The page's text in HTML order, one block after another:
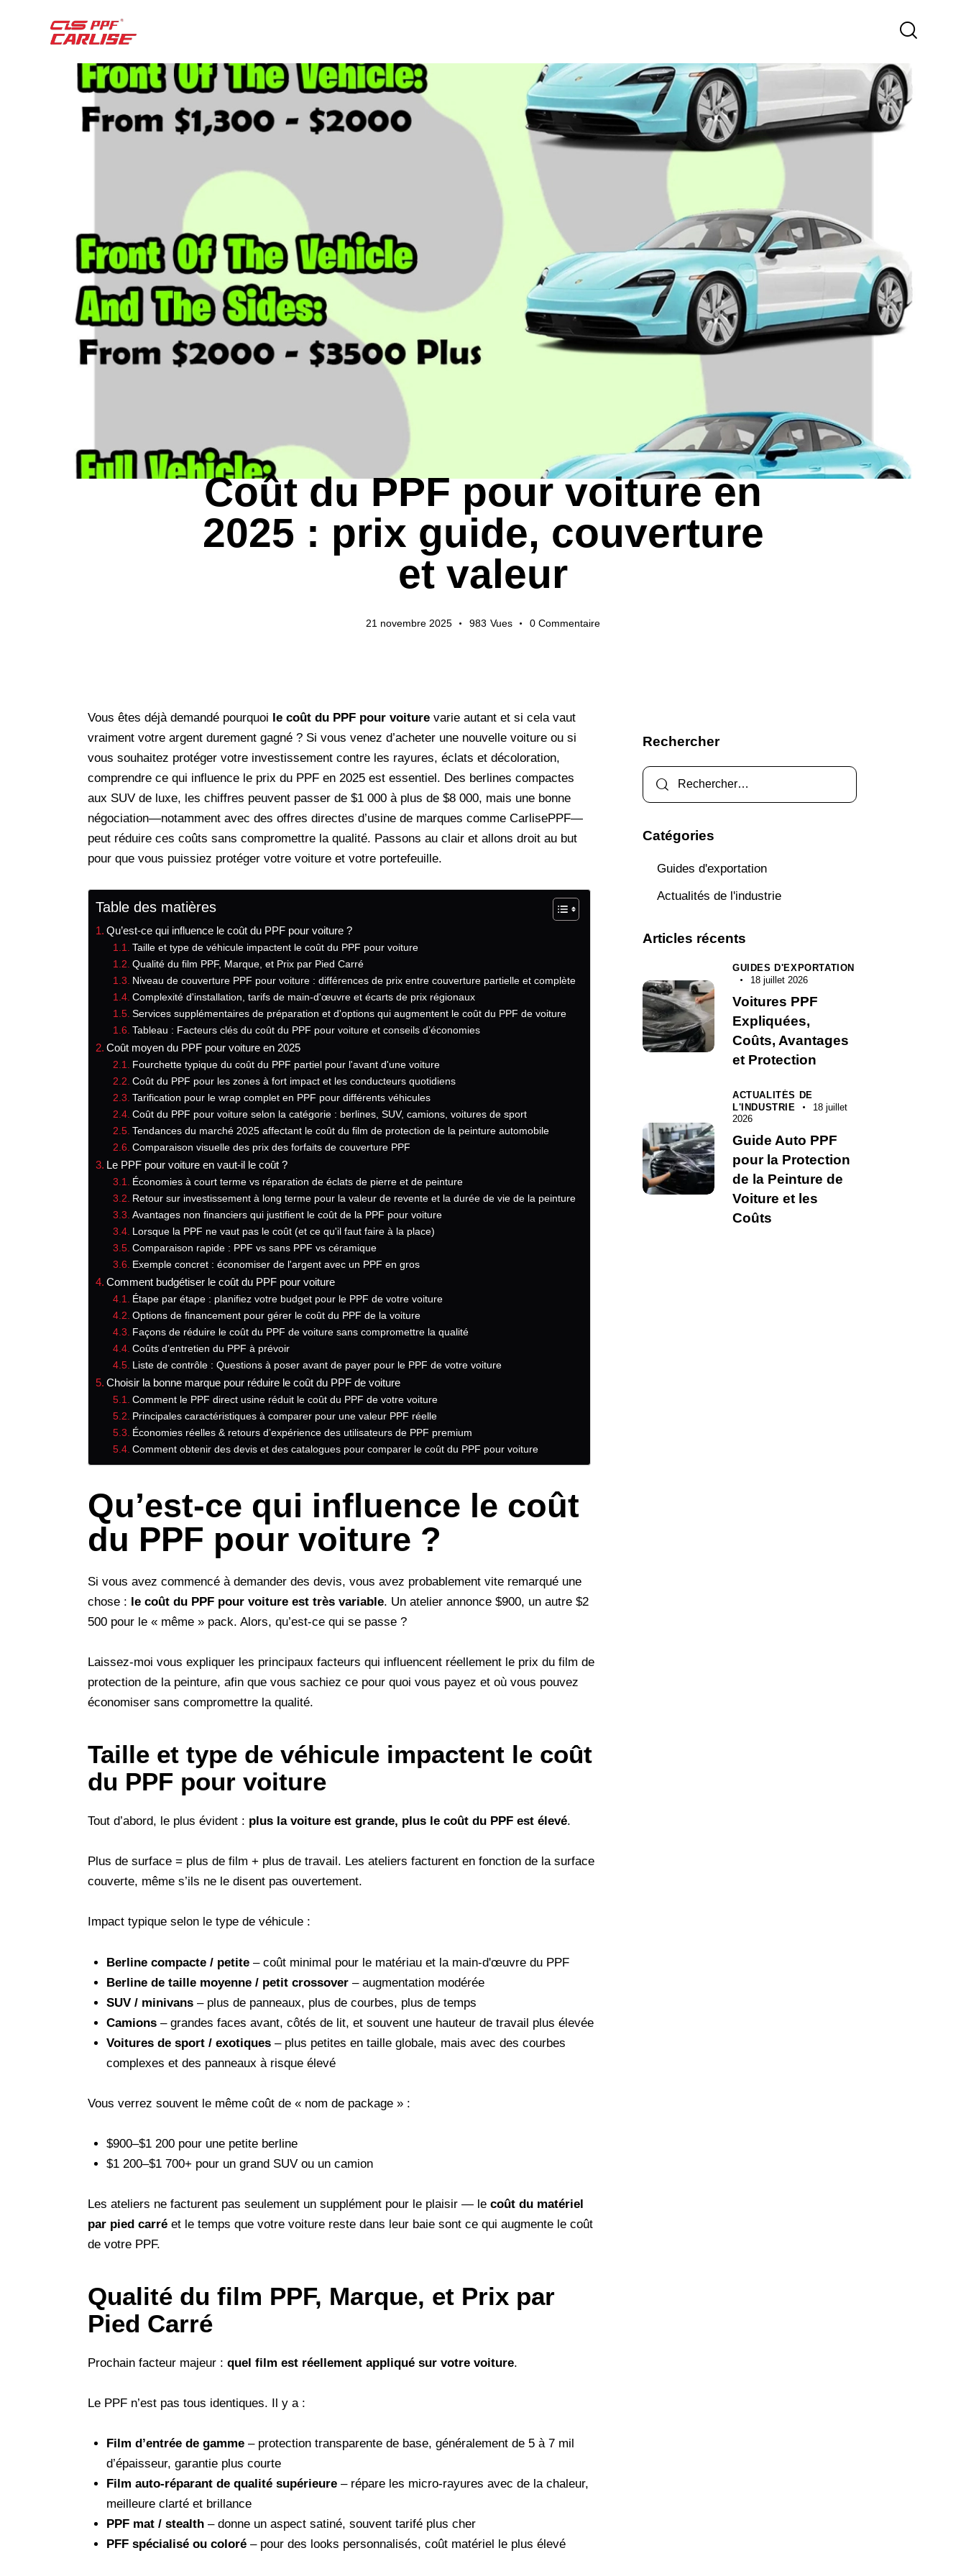
Coût du PPF pour voiture en
2025 : prix guide, couverture
et valeur
21 novembre 2025 983 Vues 0 Commentaire
Vous êtes déjà demandé pourquoi le coût du PPF pour voiture varie autant et si cela vaut
vraiment votre argent durement gagné ? Si vous venez d’acheter une nouvelle voiture ou si
vous souhaitez protéger votre investissement contre les rayures, éclats et décoloration,
comprendre ce qui influence le prix du PPF en 2025 est essentiel. Des berlines compactes
aux SUV de luxe, les chiffres peuvent passer de $1 000 à plus de $8 000, mais une bonne
négociation—notamment avec des offres directes d’usine de marques comme CarlisePPF—
peut réduire ces coûts sans compromettre la qualité. Passons au clair et allons droit au but
pour que vous puissiez protéger votre voiture et votre portefeuille.
Table des matières
Qu’est-ce qui influence le coût du PPF pour voiture ?
Taille et type de véhicule impactent le coût du PPF pour voiture
Qualité du film PPF, Marque, et Prix par Pied Carré
Niveau de couverture PPF pour voiture : différences de prix entre couverture partielle et complète
Complexité d'installation, tarifs de main-d'œuvre et écarts de prix régionaux
Services supplémentaires de préparation et d'options qui augmentent le coût du PPF de voiture
Tableau : Facteurs clés du coût du PPF pour voiture et conseils d’économies
Coût moyen du PPF pour voiture en 2025
Fourchette typique du coût du PPF partiel pour l'avant d'une voiture
Coût du PPF pour les zones à fort impact et les conducteurs quotidiens
Tarification pour le wrap complet en PPF pour différents véhicules
Coût du PPF pour voiture selon la catégorie : berlines, SUV, camions, voitures de sport
Tendances du marché 2025 affectant le coût du film de protection de la peinture automobile
Comparaison visuelle des prix des forfaits de couverture PPF
Le PPF pour voiture en vaut-il le coût ?
Économies à court terme vs réparation de éclats de pierre et de peinture
Retour sur investissement à long terme pour la valeur de revente et la durée de vie de la peinture
Avantages non financiers qui justifient le coût de la PPF pour voiture
Lorsque la PPF ne vaut pas le coût (et ce qu'il faut faire à la place)
Comparaison rapide : PPF vs sans PPF vs céramique
Exemple concret : économiser de l'argent avec un PPF en gros
Comment budgétiser le coût du PPF pour voiture
Étape par étape : planifiez votre budget pour le PPF de votre voiture
Options de financement pour gérer le coût du PPF de la voiture
Façons de réduire le coût du PPF de voiture sans compromettre la qualité
Coûts d’entretien du PPF à prévoir
Liste de contrôle : Questions à poser avant de payer pour le PPF de votre voiture
Choisir la bonne marque pour réduire le coût du PPF de voiture
Comment le PPF direct usine réduit le coût du PPF de votre voiture
Principales caractéristiques à comparer pour une valeur PPF réelle
Économies réelles & retours d’expérience des utilisateurs de PPF premium
Comment obtenir des devis et des catalogues pour comparer le coût du PPF pour voiture
Qu’est-ce qui influence le coût
du PPF pour voiture ?
Si vous avez commencé à demander des devis, vous avez probablement vite remarqué une
chose : le coût du PPF pour voiture est très variable. Un atelier annonce $900, un autre $2
500 pour le « même » pack. Alors, qu’est-ce qui se passe ?
Laissez-moi vous expliquer les principaux facteurs qui influencent réellement le prix du film de
protection de la peinture, afin que vous sachiez ce pour quoi vous payez et où vous pouvez
économiser sans compromettre la qualité.
Taille et type de véhicule impactent le coût
du PPF pour voiture
Tout d’abord, le plus évident : plus la voiture est grande, plus le coût du PPF est élevé.
Plus de surface = plus de film + plus de travail. Les ateliers facturent en fonction de la surface
couverte, même s’ils ne le disent pas ouvertement.
Impact typique selon le type de véhicule :
Berline compacte / petite– coût minimal pour le matériau et la main-d'œuvre du PPF
Berline de taille moyenne / petit crossover– augmentation modérée
SUV / minivans– plus de panneaux, plus de courbes, plus de temps
Camions– grandes faces avant, côtés de lit, et souvent une hauteur de travail plus élevée
Voitures de sport / exotiques– plus petites en taille globale, mais avec des courbes
complexes et des panneaux à risque élevé
Vous verrez souvent le même coût de « nom de package » :
$900–$1 200 pour une petite berline
$1 200–$1 700+ pour un grand SUV ou un camion
Les ateliers ne facturent pas seulement un supplément pour le plaisir — le coût du matériel
par pied carré et le temps que votre voiture reste dans leur baie sont ce qui augmente le coût
de votre PPF.
Qualité du film PPF, Marque, et Prix par
Pied Carré
Prochain facteur majeur : quel film est réellement appliqué sur votre voiture.
Le PPF n’est pas tous identiques. Il y a :
Film d’entrée de gamme– protection transparente de base, généralement de 5 à 7 mil
d’épaisseur, garantie plus courte
Film auto-réparant de qualité supérieure– répare les micro-rayures avec de la chaleur,
meilleure clarté et brillance
PPF mat / stealth– donne un aspect satiné, souvent tarifé plus cher
PFF spécialisé ou coloré– pour des looks personnalisés, coût matériel le plus élevé
Rechercher
Catégories
Guides d'exportation
Actualités de l'industrie
Articles récents
GUIDES D'EXPORTATION
18 juillet 2026
Voitures PPF
Expliquées,
Coûts, Avantages
et Protection
ACTUALITÉS DE
L'INDUSTRIE
18 juillet
2026
Guide Auto PPF
pour la Protection
de la Peinture de
Voiture et les
Coûts